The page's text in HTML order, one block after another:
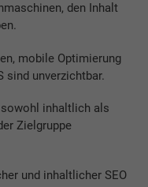
den Inhalt
mobile Optimierung
sind unverzichtbar.
inhaltlich als
Zielgruppe
und inhaltlicher SEO